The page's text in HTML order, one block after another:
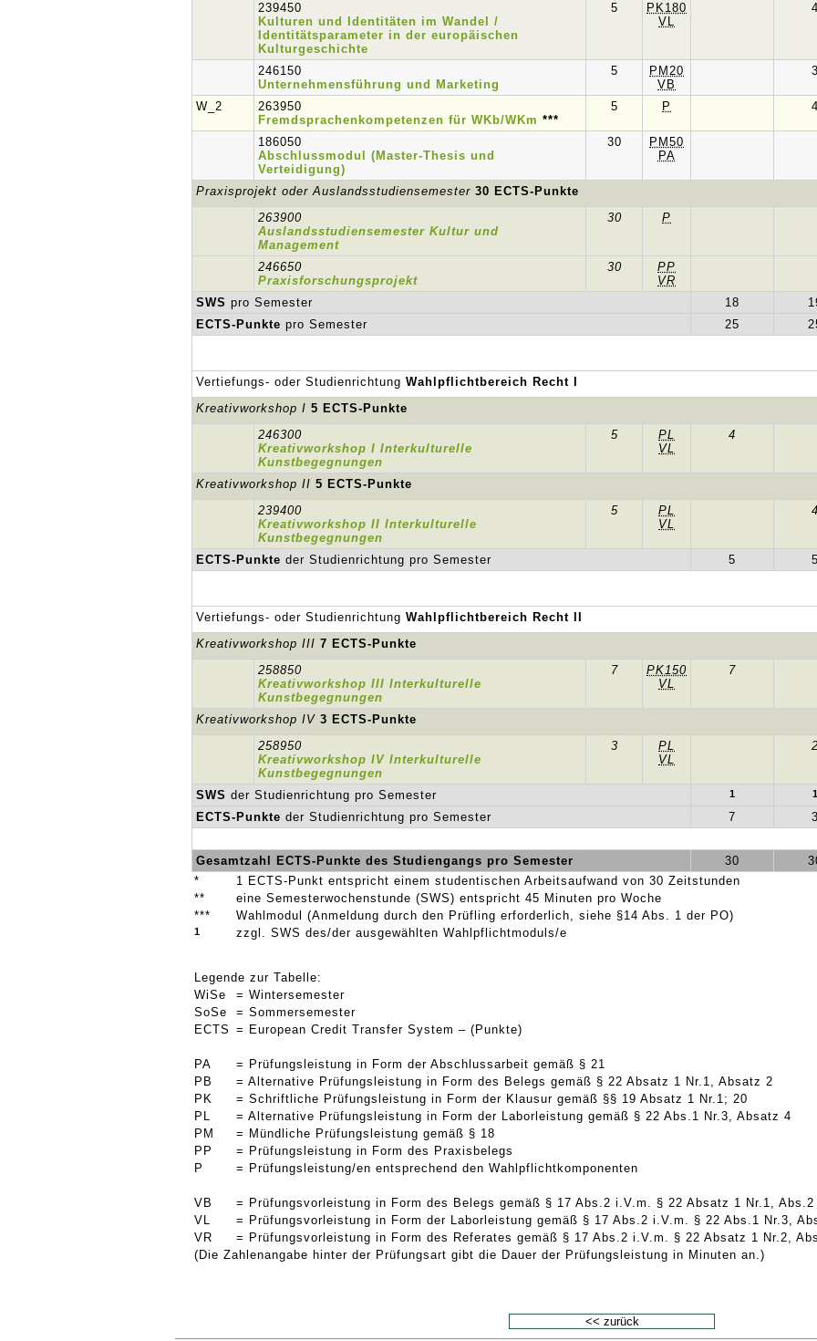
239450
Kulturen und Identitäten im Wandel /
Identitätsparameter in der europäischen
Kulturgeschichte
5
PK180
VL
4
246150
Unternehmensführung und Marketing
5
PM20
VB
3
W_2
263950
Fremdsprachenkompetenzen für WKb/WKm ***
5 P 4
186050
Abschlussmodul (Master-Thesis und
Verteidigung)
30
PM50
PA
Praxisprojekt oder Auslandsstudiensemester 30 ECTS-Punkte
263900
Auslandsstudiensemester Kultur und
Management
30 P
246650
Praxisforschungsprojekt
30
PP
VR
SWS pro Semester 18
ECTS-Punktepro Semester 25
Vertiefungs- oder StudienrichtungWahlpflichtbereich Recht I
Kreativworkshop I 5 ECTS-Punkte
246300
Kreativworkshop I Interkulturelle
Kunstbegegnungen
5
PL
VL
4
Kreativworkshop II 5 ECTS-Punkte
239400
Kreativworkshop II Interkulturelle
Kunstbegegnungen
5
PL
VL
4
ECTS-Punkte der Studienrichtung pro Semester 5 5
Vertiefungs- oder StudienrichtungWahlpflichtbereich Recht II
Kreativworkshop III 7 ECTS-Punkte
258850
Kreativworkshop III Interkulturelle
Kunstbegegnungen
7
PK150
VL
7
Kreativworkshop IV 3 ECTS-Punkte
258950
Kreativworkshop IV Interkulturelle
Kunstbegegnungen
3
PL
VL
2
SWS der Studienrichtung pro Semester 1 1
ECTS-Punkte der Studienrichtung pro Semester 7 3
Gesamtzahl ECTS-Punkte des Studiengangs pro Semester 30
*
1 ECTS-Punkt entspricht einem studentischen Arbeitsaufwand von 30 Zeitstunden
**
eine Semesterwochenstunde (SWS) entspricht 45 Minuten pro Woche
***
Wahlmodul (Anmeldung durch den Prüfling erforderlich, siehe §14 Abs. 1 der PO)
1 zzgl. SWS des/der ausgewählten Wahlpflichtmoduls/e
Legende zur Tabelle:
WiSe
= Wintersemester
SoSe
= Sommersemester
ECTS
= European Credit Transfer System – (Punkte)
PA
= Prüfungsleistung in Form der Abschlussarbeit gemäß § 21
PB
= Alternative Prüfungsleistung in Form des Belegs gemäß § 22 Absatz 1 Nr.1, Absatz 2
PK
= Schriftliche Prüfungsleistung in Form der Klausur gemäß §§ 19 Absatz 1 Nr.1; 20
PL
= Alternative Prüfungsleistung in Form der Laborleistung gemäß § 22 Abs.1 Nr.3, Absatz 4
PM
= Mündliche Prüfungsleistung gemäß § 18
PP
= Prüfungsleistung in Form des Praxisbelegs
P
= Prüfungsleistung/en entsprechend den Wahlpflichtkomponenten
VB
= Prüfungsvorleistung in Form des Belegs gemäß § 17 Abs.2 i.V.m. § 22 Absatz 1 Nr.1, Abs.2
VL
= Prüfungsvorleistung in Form der Laborleistung gemäß § 17 Abs.2 i.V.m. § 22 Abs.1 Nr.3,
VR
= Prüfungsvorleistung in Form des Referates gemäß § 17 Abs.2 i.V.m. § 22 Absatz 1 Nr.2,
(Die Zahlenangabe hinter der Prüfungsart gibt die Dauer der Prüfungsleistung in Minuten an.)